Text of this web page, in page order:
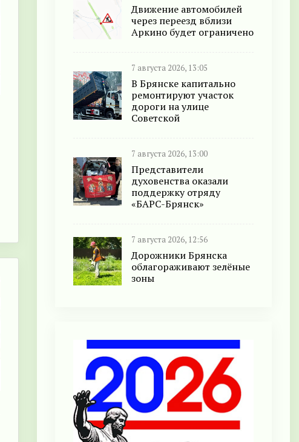
Движение автомобилей
через переезд вблизи
Аркино будет ограничено
7 августа 2026, 13:05
В Брянске капитально
ремонтируют участок
дороги на улице
Советской
7 августа 2026, 13:00
Представители
духовенства оказали
поддержку отряду
«БАРС-Брянск»
7 августа 2026, 12:56
Дорожники Брянска
облагораживают зелёные
зоны